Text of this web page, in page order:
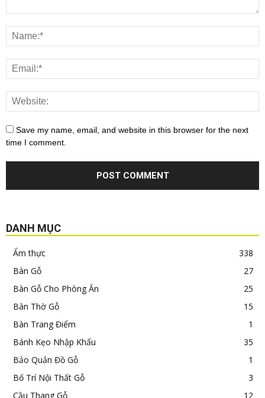
Save my name, email, and website in this browser for the next
time I comment.
DANH MỤC
Ẩm thực
338
Bàn Gỗ
27
Bàn Gỗ Cho Phòng Ăn
25
Bàn Thờ Gỗ
15
Bàn Trang Điểm
1
Bánh Kẹo Nhập Khẩu
35
Bảo Quản Đồ Gỗ
1
Bố Trí Nội Thất Gỗ
3
Cầu Thang Gỗ
12